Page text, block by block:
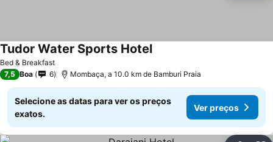
Bed & Breakfast
Tudor Water Sports Hotel
7,5 Boa 6 Mombaça, a 10.0 km de Bamburi Praia
Selecione as datas para ver os preços
exatos.
Ver preços